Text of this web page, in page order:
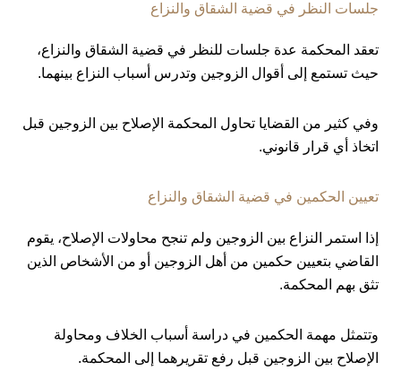
جلسات النظر في قضية الشقاق والنزاع
تعقد المحكمة عدة جلسات للنظر في قضية الشقاق والنزاع،
حيث تستمع إلى أقوال الزوجين وتدرس أسباب النزاع بينهما.
وفي كثير من القضايا تحاول المحكمة الإصلاح بين الزوجين قبل
اتخاذ أي قرار قانوني.
تعيين الحكمين في قضية الشقاق والنزاع
إذا استمر النزاع بين الزوجين ولم تنجح محاولات الإصلاح، يقوم
القاضي بتعيين حكمين من أهل الزوجين أو من الأشخاص الذين
تثق بهم المحكمة.
وتتمثل مهمة الحكمين في دراسة أسباب الخلاف ومحاولة
الإصلاح بين الزوجين قبل رفع تقريرهما إلى المحكمة.